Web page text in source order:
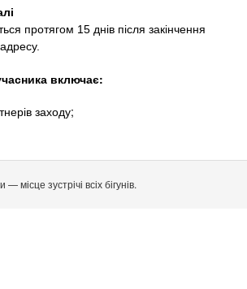
протягом 15 днів після закінчення
включає:
заходу;
місце зустрічі всіх бігунів.